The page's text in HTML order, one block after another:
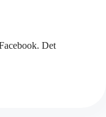
Det